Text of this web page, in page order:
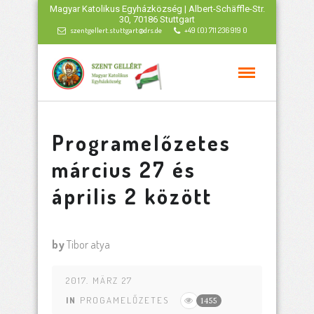
Magyar Katolikus Egyházközség | Albert-Schäffle-Str.
30, 70186 Stuttgart
szentgellert.stuttgart@drs.de +49 (0) 711 236 919 0
Programelőzetes
március 27 és
április 2 között
byTibor atya
2017. MÄRZ 27
IN PROGAMELŐZETES 1455